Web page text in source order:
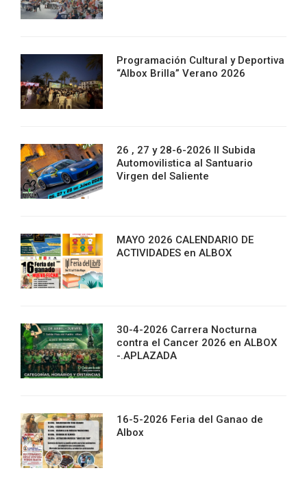
Programación Cultural y Deportiva
“Albox Brilla” Verano 2026
26 , 27 y 28-6-2026 II Subida
Automovilistica al Santuario
Virgen del Saliente
MAYO 2026 CALENDARIO DE
ACTIVIDADES en ALBOX
30-4-2026 Carrera Nocturna
contra el Cancer 2026 en ALBOX
-.APLAZADA
16-5-2026 Feria del Ganao de
Albox